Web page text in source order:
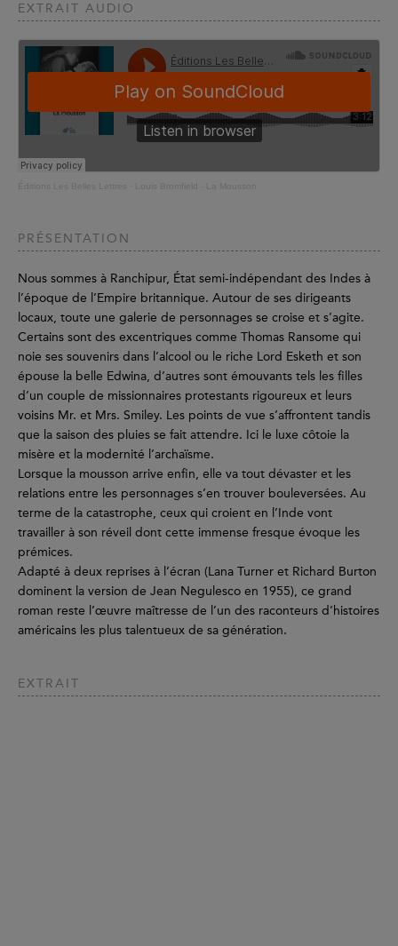
EXTRAIT AUDIO
Éditions Les Belles Lettres Louis Bromfield - La Mousson
PRÉSENTATION
Nous sommes à Ranchipur, État semi-indépendant des Indes à
l’époque de l’Empire britannique. Autour de ses dirigeants
locaux, toute une galerie de personnages se croise et s’agite.
Certains sont des excentriques comme Thomas Ransome qui
noie ses souvenirs dans l’alcool ou le riche Lord Esketh et son
épouse la belle Edwina, d’autres sont émouvants tels les filles
d’un couple de missionnaires protestants rigoureux et leurs
voisins Mr. et Mrs. Smiley. Les points de vue s’affrontent tandis
que la saison des pluies se fait attendre. Ici le luxe côtoie la
misère et la modernité l’archaïsme.
Lorsque la mousson arrive enfin, elle va tout dévaster et les
relations entre les personnages s’en trouver bouleversées. Au
terme de la catastrophe, ceux qui croient en l’Inde vont
travailler à son réveil dont cette immense fresque évoque les
prémices.
Adapté à deux reprises à l’écran (Lana Turner et Richard Burton
dominent la version de Jean Negulesco en 1955), ce grand
roman reste l’œuvre maîtresse de l’un des raconteurs d’histoires
américains les plus talentueux de sa génération.
EXTRAIT